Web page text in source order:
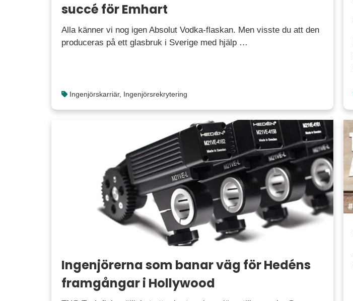
succé för Emhart
Alla känner vi nog igen Absolut Vodka-flaskan. Men visste du att den
produceras på ett glasbruk i Sverige med hjälp …
Ingenjörskarriär, Ingenjörsrekrytering
Ingenjörerna som banar väg för Hedéns
framgångar i Hollywood